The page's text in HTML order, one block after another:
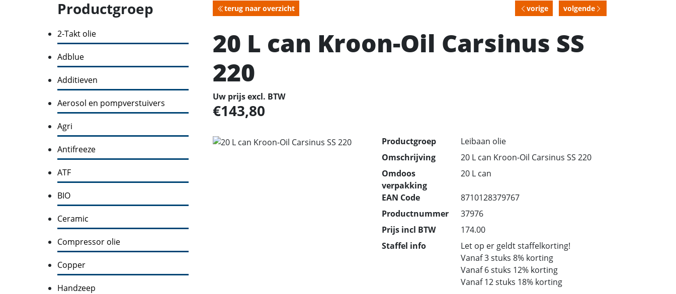
Productgroep
2-Takt olie
Adblue
Additieven
Aerosol en pompverstuivers
Agri
Antifreeze
ATF
BIO
Ceramic
Compressor olie
Copper
Handzeep
terug naar overzicht vorige volgende
20 L can Kroon-Oil Carsinus SS
220
Uw prijs excl. BTW
143,80
Productgroep
Leibaan olie
Omschrijving
20 L can Kroon-Oil Carsinus SS 220
Omdoos
verpakking
20 L can
EAN Code
8710128379767
Productnummer
37976
Prijs incl BTW
174.00
Staffel info
Let op er geldt staffelkorting!
Vanaf 3 stuks 8% korting
Vanaf 6 stuks 12% korting
Vanaf 12 stuks 18% korting